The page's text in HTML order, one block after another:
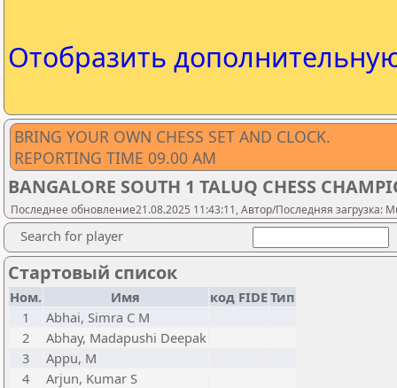
Отобразить
BRING YOUR OWN CHESS SET AND CLOCK.
REPORTING TIME 09.00 AM
BANGALORE SOUTH 1 TALUQ CHESS
Последнее обновление21.08.2025 11:43:11, Автор/Последняя загрузка:
Search for player
Стартовый список
Ном. Имя код FIDEТип
1
Abhai, Simra C M
2
Abhay, Madapushi Deepak
3
Appu, M
4
Arjun, Kumar S